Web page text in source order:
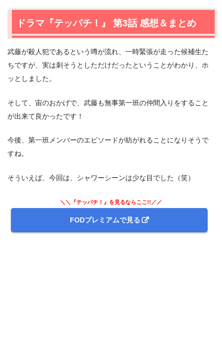
ドラマ『テッパチ！』 第3話 感想＆まとめ
武藤が殺人犯であるという噂が流れ、一時緊張が走った候補生た
ちですが、実は刺そうとしただけだったということがわかり、ホ
ッとしました。
そして、宙のおかげで、武藤も無事第一班の仲間入りをすること
が出来て良かったです！
今後、第一班メンバーのエピソードが紡がれることになりそうで
すね。
そういえば、今回は、シャワーシーンは少な目でした（笑）
＼＼『テッパチ！』を見るならここ!!／／
FODプレミアムで見る